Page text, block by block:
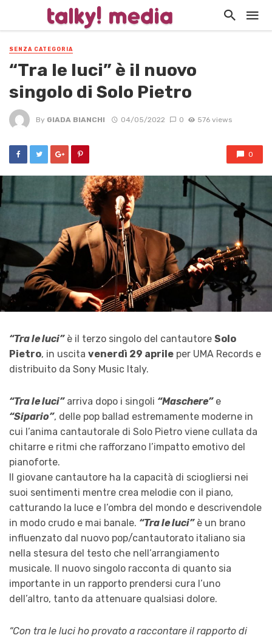
SENZA CATEGORIA
“Tra le luci” è il nuovo
singolo di Solo Pietro
By GIADA BIANCHI 04/05/2022 0 576 views
0
“Tra le luci”è il terzo singolo del cantautore Solo
Pietro, in uscita venerdì 29 aprile per UMA Records e
distribuito da Sony Music Italy.
“Tra le luci”arriva dopo i singoli “Maschere”e
“Sipario”, delle pop ballad estremamente moderne in
cui l’anima cantautorale di Solo Pietro viene cullata da
chitarre e ritmi che rafforzano l’impatto emotivo del
pianoforte.
Il giovane cantautore ha la capacità di sciogliersi nei
suoi sentimenti mentre crea melodie con il piano,
catturando la luce e l’ombra del mondo e descrivendole
in modo crudo e mai banale. “Tra le luci”è un brano
influenzato dal nuovo pop/cantautorato italiano sia
nella stesura del testo che nell’arrangiamento
musicale. Il nuovo singolo racconta di quanto sia
importante in un rapporto prendersi cura l’uno
dell’altro, tanto da attenuare qualsiasi dolore.
“Con tra le luci ho provato a raccontare il rapporto di